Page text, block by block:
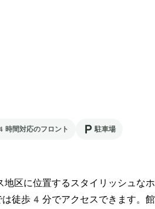
間対応のフロント 駐車場
区に位置するスタイリッシュな
徒歩4分でアクセスできます。